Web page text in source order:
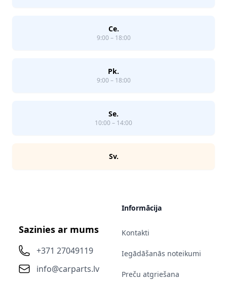
Ce.
9:00 – 18:00
Pk.
9:00 – 18:00
Se.
10:00 – 14:00
Sv.
Sazinies ar mums
+371 27049119
info@carparts.lv
Informācija
Kontakti
Iegādāšanās noteikumi
Preču atgriešana